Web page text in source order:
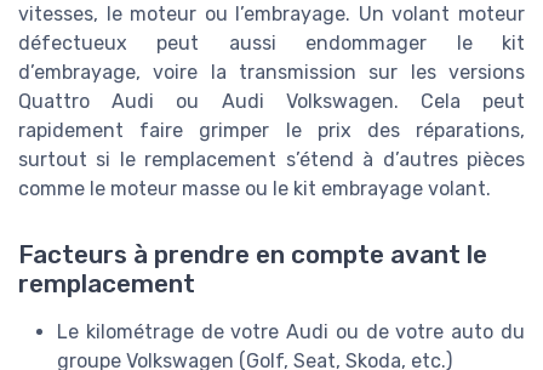
vitesses, le moteur ou l’embrayage. Un volant moteur
défectueux peut aussi endommager le kit
d’embrayage, voire la transmission sur les versions
Quattro Audi ou Audi Volkswagen. Cela peut
rapidement faire grimper le prix des réparations,
surtout si le remplacement s’étend à d’autres pièces
comme le moteur masse ou le kit embrayage volant.
Facteurs à prendre en compte avant le
remplacement
Le kilométrage de votre Audi ou de votre auto du
groupe Volkswagen (Golf, Seat, Skoda, etc.)